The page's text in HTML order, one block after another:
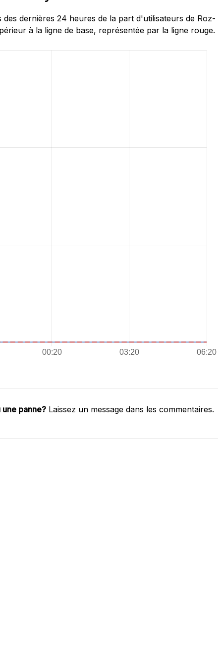
dernières 24 heures de la part d'utilisateurs de Roz-
à la ligne de base, représentée par la ligne rouge.
panne? Laissez un message dans les commentaires.